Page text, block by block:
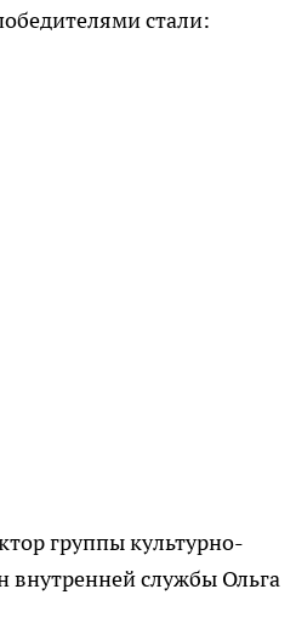
стали:
группы культурно-
службы Ольга